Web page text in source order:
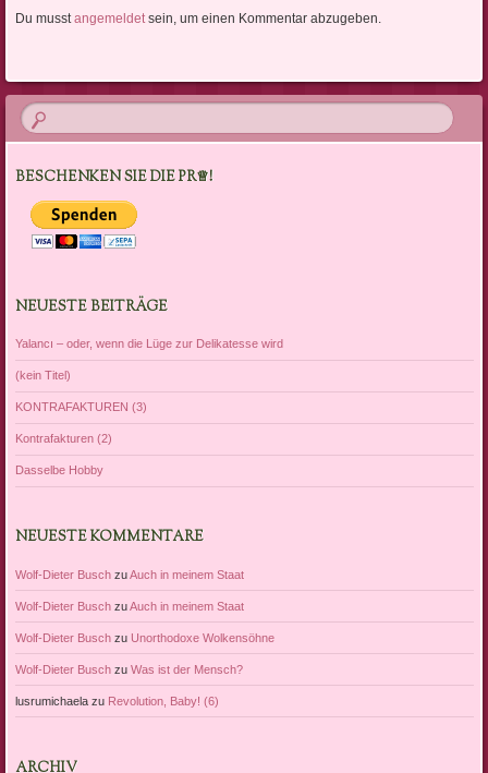
Du musst angemeldetsein, um einen Kommentar abzugeben.
BESCHENKEN SIE DIE PR♕!
NEUESTE BEITRÄGE
Yalancı – oder, wenn die Lüge zur Delikatesse wird
(kein Titel)
KONTRAFAKTUREN (3)
Kontrafakturen (2)
Dasselbe Hobby
NEUESTE KOMMENTARE
Wolf-Dieter BuschzuAuch in meinem Staat
Wolf-Dieter BuschzuAuch in meinem Staat
Wolf-Dieter Buschzu Unorthodoxe Wolkensöhne
Wolf-Dieter Buschzu Was ist der Mensch?
lusrumichaelazu Revolution, Baby! (6)
ARCHIV